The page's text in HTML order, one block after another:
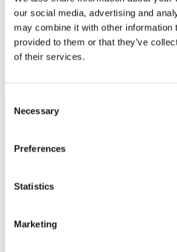
our social media, advertising and
may combine it with other information
provided to them or that they’ve
of their services.
Selection
Necessary
Preferences
Statistics
Marketing
Lookbook & brochures